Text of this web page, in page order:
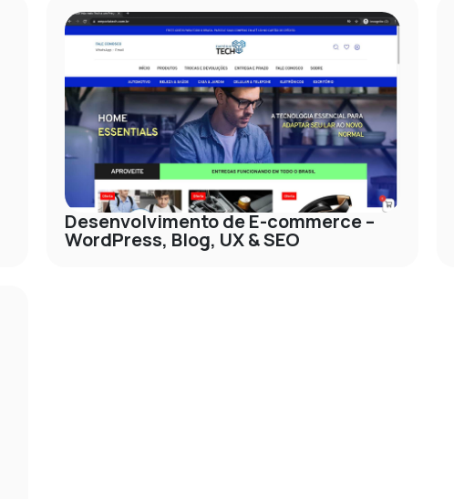
Desenvolvimento de E-commerce –
WordPress, Blog, UX & SEO